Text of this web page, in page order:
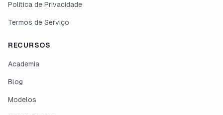
Política de Privacidade
Termos de Serviço
RECURSOS
Academia
Blog
Modelos